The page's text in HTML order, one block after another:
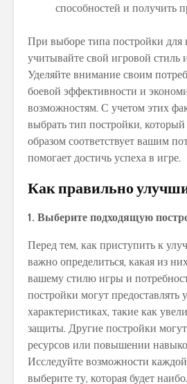
способностей и получить
При выборе типа постройки для
учитывайте свой игровой стиль
Уделяйте внимание своим
боевой эффективности и
возможностям. С учетом этих
выбрать тип постройки,
образом соответствует вашим
помогает достичь успеха в игре.
Как правильно
1. Выберите подходящую
Перед тем, как приступить к
важно определиться, какая из
вашему стилю игры и
постройки могут
характеристиках, такие как
защиты. Другие постройки
ресурсов или повышении
Исследуйте возможности
выберите ту, которая будет